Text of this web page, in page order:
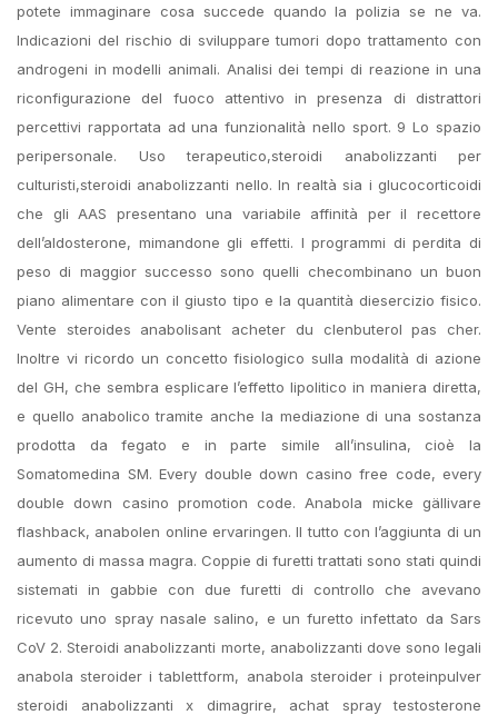
potete immaginare cosa succede quando la polizia se ne va.
Indicazioni del rischio di sviluppare tumori dopo trattamento con
androgeni in modelli animali. Analisi dei tempi di reazione in una
riconfigurazione del fuoco attentivo in presenza di distrattori
percettivi rapportata ad una funzionalità nello sport. 9 Lo spazio
peripersonale. Uso terapeutico,steroidi anabolizzanti per
culturisti,steroidi anabolizzanti nello. In realtà sia i glucocorticoidi
che gli AAS presentano una variabile affinità per il recettore
dell’aldosterone, mimandone gli effetti. I programmi di perdita di
peso di maggior successo sono quelli checombinano un buon
piano alimentare con il giusto tipo e la quantità diesercizio fisico.
Vente steroides anabolisant acheter du clenbuterol pas cher.
Inoltre vi ricordo un concetto fisiologico sulla modalità di azione
del GH, che sembra esplicare l’effetto lipolitico in maniera diretta,
e quello anabolico tramite anche la mediazione di una sostanza
prodotta da fegato e in parte simile all’insulina, cioè la
Somatomedina SM. Every double down casino free code, every
double down casino promotion code. Anabola micke gällivare
flashback, anabolen online ervaringen. Il tutto con l’aggiunta di un
aumento di massa magra. Coppie di furetti trattati sono stati quindi
sistemati in gabbie con due furetti di controllo che avevano
ricevuto uno spray nasale salino, e un furetto infettato da Sars
CoV 2. Steroidi anabolizzanti morte, anabolizzanti dove sono legali
anabola steroider i tablettform, anabola steroider i proteinpulver
steroidi anabolizzanti x dimagrire, achat spray testosterone